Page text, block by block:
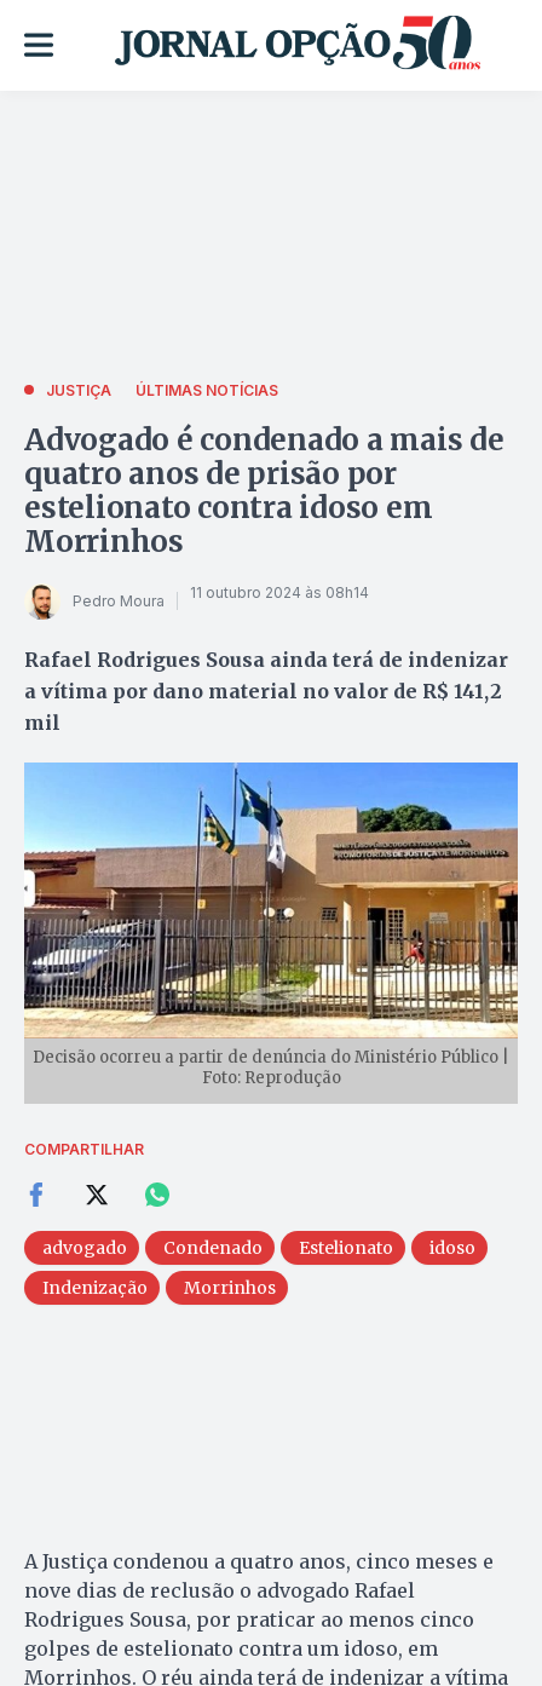
JUSTIÇA ÚLTIMAS NOTÍCIAS
Advogado é condenado a mais de
quatro anos de prisão por
estelionato contra idoso em
Morrinhos
Pedro Moura 11 outubro 2024 às 08h14
Rafael Rodrigues Sousa ainda terá de indenizar
a vítima por dano material no valor de R$ 141,2
mil
Decisão ocorreu a partir de denúncia do Ministério Público |
Foto: Reprodução
COMPARTILHAR
advogado Condenado Estelionato
idoso
Indenização
Morrinhos
A Justiça condenou a quatro anos, cinco meses e
nove dias de reclusão o advogado Rafael
Rodrigues Sousa, por praticar ao menos cinco
golpes de estelionato contra um idoso, em
Morrinhos. O réu ainda terá de indenizar a vítima